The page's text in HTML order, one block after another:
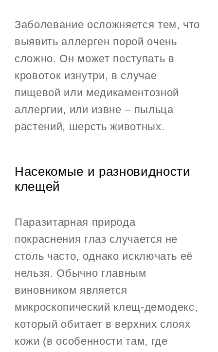
Заболевание осложняется тем, что
выявить аллерген порой очень
сложно. Он может поступать в
кровоток изнутри, в случае
пищевой или медикаментозной
аллергии, или извне – пыльца
растений, шерсть животных.
Насекомые и разновидности
клещей
Паразитарная природа
покраснения глаз случается не
столь часто, однако исключать её
нельзя. Обычно главным
виновником является
микроскопический клещ-демодекс,
который обитает в верхних слоях
кожи (в особенности там, где